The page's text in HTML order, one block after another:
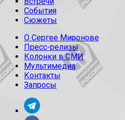
События
Сюжеты
О Сергее Миронове
Пресс-релизы
Колонки в СМИ
Мультимедиа
Контакты
Запросы